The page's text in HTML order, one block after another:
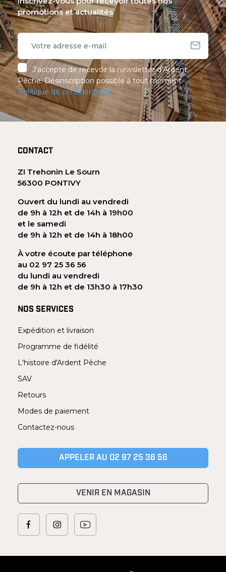
promotions et actualités
J’accepte de recevoir la newsletter d’Ardent
Pêche. Désinscription possible à tout moment.
Politique de confidentialité
CONTACT
ZI Trehonin Le Sourn
56300 PONTIVY
Ouvert du lundi au vendredi
de 9h à 12h et de 14h à 19h00
et le samedi
de 9h à 12h et de 14h à 18h00
À votre écoute par téléphone
au 02 97 25 36 56
du lundi au vendredi
de 9h à 12h et de 13h30 à 17h30
NOS SERVICES
Expédition et livraison
Programme de fidélité
L'histoire d'Ardent Pêche
SAV
Retours
Modes de paiement
Contactez-nous
APPELER AU 02 97 25 36 56
VENIR EN MAGASIN